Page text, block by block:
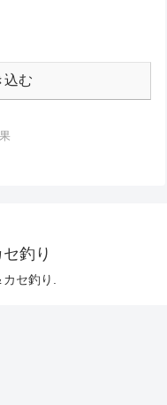
込む
釣り
セ釣り.